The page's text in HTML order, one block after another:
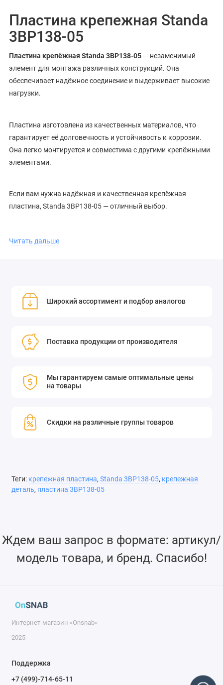
Пластина крепежная Standa
3BP138-05
Пластина крепёжная Standa 3BP138-05 — незаменимый
элемент для монтажа различных конструкций. Она
обеспечивает надёжное соединение и выдерживает высокие
нагрузки.
Пластина изготовлена из качественных материалов, что
гарантирует её долговечность и устойчивость к коррозии.
Она легко монтируется и совместима с другими крепёжными
элементами.
Если вам нужна надёжная и качественная крепёжная
пластина, Standa 3BP138-05 — отличный выбор.
Крепежная платина 3BP138 – это плоская пластина со
щелей. Пластины изготавливаются из алюминия с черным
анодированным покрытием и имеются различных размеров
Читать дальше
Широкий ассортимент и подбор аналогов
Поставка продукции от производителя
Мы гарантируем самые оптимальные цены
на товары
Скидки на различные группы товаров
Теги: крепежная пластина, Standa 3BP138-05, крепежная
деталь, пластина 3BP138-05
Ждем ваш запрос в формате: артикул/
модель товара, и бренд. Спасибо!
Интернет-магазин «Onsnab»
2025
Поддержка
+7 (499)-714-65-11